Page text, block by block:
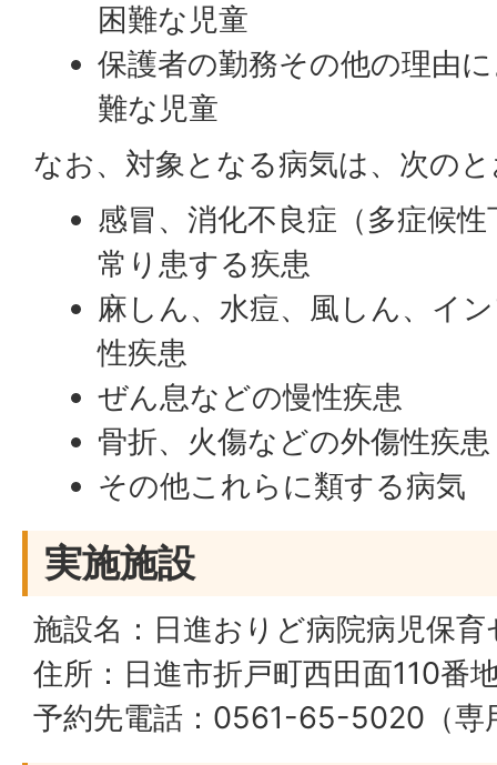
困難な児童
保護者の勤務その他の理由
難な児童
なお、対象となる病気は、次の
感冒、消化不良症（多症候
常り患する疾患
麻しん、水痘、風しん、イ
性疾患
ぜん息などの慢性疾患
骨折、火傷などの外傷性疾患
その他これらに類する病気
実施施設
施設名：日進おりど病院病児保
住所：日進市折戸町西田面110番
予約先電話：0561-65-5020（専